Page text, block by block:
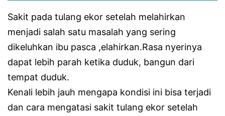
Sakit pada tulang ekor setelah melahirkan
menjadi salah satu masalah yang sering
dikeluhkan ibu pasca ,elahirkan.Rasa nyerinya
dapat lebih parah ketika duduk, bangun dari
tempat duduk.
Kenali lebih jauh mengapa kondisi ini bisa terjadi
dan cara mengatasi sakit tulang ekor setelah